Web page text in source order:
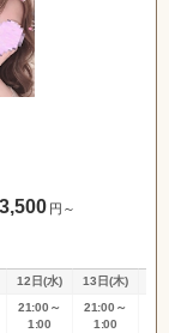
3,500 円～
12日(水) 13日(木)
21:00～
1:00
21:00～
1:00